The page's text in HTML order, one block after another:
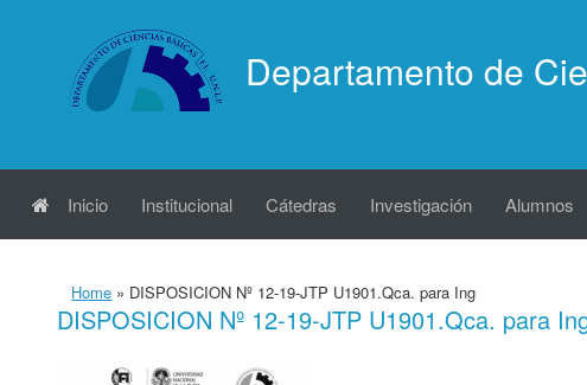
Departamento de
Inicio Institucional Cátedras Investigación Alumnos
Home » DISPOSICION Nº 12-19-JTP U1901.Qca. para Ing
DISPOSICION Nº 12-19-JTP U1901.Qca. para